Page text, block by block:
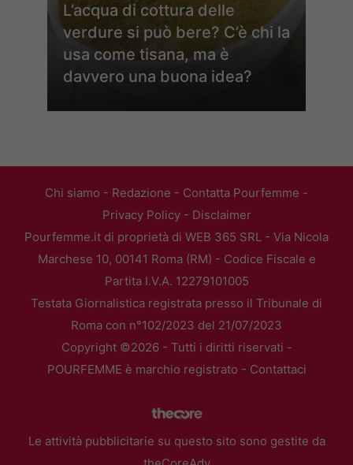
L’acqua di cottura delle
verdure si può bere? C’è chi la
usa come tisana, ma è
davvero una buona idea?
Chi siamo - Redazione - Contatta Pourfemme -
Privacy Policy- Disclaimer
Pourfemme.it di proprietà di WEB 365 SRL - Via Nicola
Marchese 10, 00141 Roma (RM) - Codice Fiscale e
Partita I.V.A. 12279101005
Testata Giornalistica registrata presso il Tribunale di
Roma con n°102/2023 del 21/07/2023
Copyright ©2026 - Tutti i diritti riservati -
POURFEMME è marchio registrato - Contattaci
Le attività pubblicitarie su questo sito sono gestite da